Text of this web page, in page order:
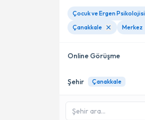
Çocuk ve Ergen Psikolojisi
Çanakkale
Merkez
Online Görüşme
Online danışmanlık sunan
SadeceÇanakkale
Şehir Çanakkale